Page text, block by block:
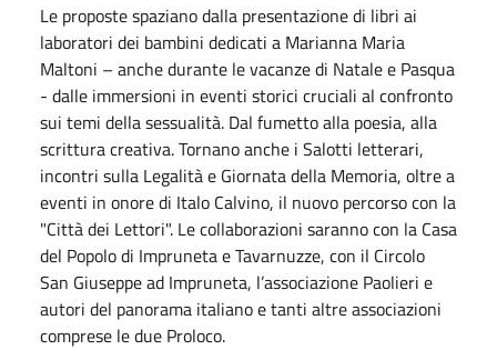
Le proposte spaziano dalla presentazione di libri ai
laboratori dei bambini dedicati a Marianna Maria
Maltoni – anche durante le vacanze di Natalee Pasqua
- dalle immersioni in eventi storici cruciali al confronto
sui temi della sessualità. Dal fumetto alla poesia, alla
scrittura creativa. Tornano anche i Salotti letterari,
incontri sulla Legalità e Giornata della Memoria, oltre a
eventi in onore di Italo Calvino, il nuovo percorso con la
"Città dei Lettori". Le collaborazioni saranno con la Casa
del Popolo di Impruneta e Tavarnuzze, con il Circolo
San Giuseppe ad Impruneta, l’associazione Paolieri e
autori del panorama italiano e tanti altre associazioni
comprese le due Proloco.